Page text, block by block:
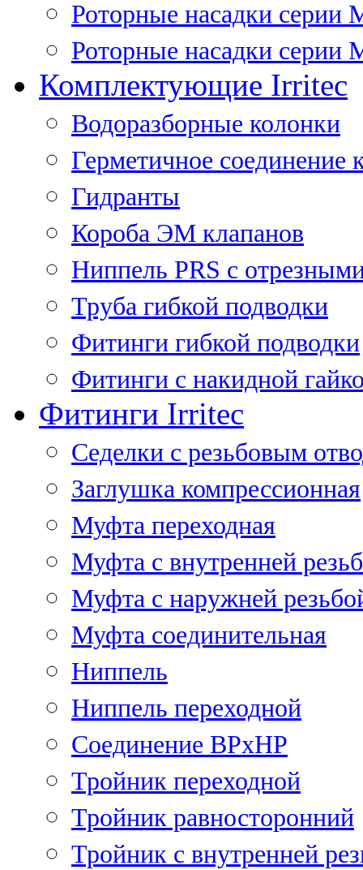
Роторные насадки серии
Роторные насадки серии
Комплектующие Irritec
Водоразборные колонки
Герметичное соединение
Гидранты
Короба ЭМ клапанов
Ниппель PRS с
Труба гибкой подводки
Фитинги гибкой подводки
Фитинги с накидной
Фитинги Irritec
Седелки с резьбовым
Заглушка компрессионная
Муфта переходная
Муфта с внутренней
Муфта с наружней
Муфта соединительная
Ниппель
Ниппель переходной
Соединение ВРхНР
Тройник переходной
Тройник равносторонний
Тройник с внутренней